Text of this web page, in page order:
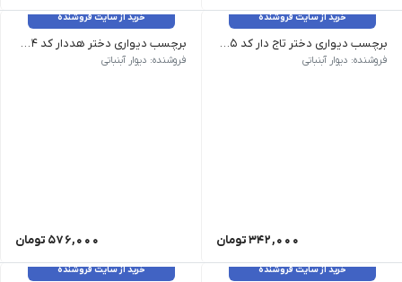
خرید از سایت فروشنده
برچسب دیواری دختر تاج دار کد 1605
فروشنده: دیوار آبنباتی
342,000تومان
خرید از سایت فروشنده
برچسب دیواری دختر هددار کد 1574
فروشنده: دیوار آبنباتی
576,000 تومان
خرید از سایت فروشنده خرید از سایت فروشنده